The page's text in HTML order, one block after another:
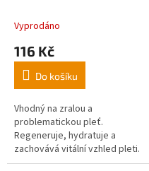
Vyprodáno
116 Kč
Do košíku
Vhodný na zralou a
problematickou pleť.
Regeneruje, hydratuje a
zachovává vitální vzhled pleti.
Reguluje výskyt vrásek.